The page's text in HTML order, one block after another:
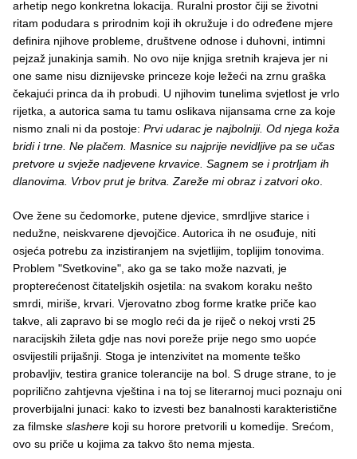
arhetip nego konkretna lokacija. Ruralni prostor čiji se životni
ritam podudara s prirodnim koji ih okružuje i do određene mjere
definira njihove probleme, društvene odnose i duhovni, intimni
pejzaž junakinja samih. No ovo nije knjiga sretnih krajeva jer ni
one same nisu diznijevske princeze koje ležeći na zrnu graška
čekajući princa da ih probudi. U njihovim tunelima svjetlost je vrlo
rijetka, a autorica sama tu tamu oslikava nijansama crne za koje
nismo znali ni da postoje: Prvi udarac je najbolniji. Od njega koža
bridi i trne. Ne plačem. Masnice su najprije nevidljive pa se učas
pretvore u svježe nadjevene krvavice. Sagnem se i protrljam ih
dlanovima. Vrbov prut je britva. Zareže mi obraz i zatvori oko
Ove žene su čedomorke, putene djevice, smrdljive starice i
nedužne, neiskvarene djevojčice. Autorica ih ne osuđuje, niti
osjeća potrebu za inzistiranjem na svjetlijim, toplijim tonovima.
Problem "Svetkovine", ako ga se tako može nazvati, je
propterećenost čitateljskih osjetila: na svakom koraku nešto
smrdi, miriše, krvari. Vjerovatno zbog forme kratke priče kao
takve, ali zapravo bi se moglo reći da je riječ o nekoj vrsti 25
naracijskih žileta gdje nas novi poreže prije nego smo uopće
osvijestili prijašnji. Stoga je intenzivitet na momente teško
probavljiv, testira granice tolerancije na bol. S druge strane, to je
poprilično zahtjevna vještina i na toj se literarnoj muci poznaju oni
proverbijalni junaci: kako to izvesti bez banalnosti karakteristične
za filmske slashere koji su horore pretvorili u komedije. Srećom,
ovo su priče u kojima za takvo što nema mjesta.